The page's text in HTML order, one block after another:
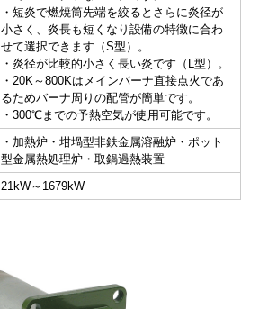
・短炎で燃焼筒先端を絞るとさらに炎径が
小さく、炎長も短くなり設備の特徴に合わ
せて選択できます（S型）。
・炎径が比較的小さく長い炎です（L型）。
・20K～800Kはメインバーナ直接点火であ
るためバーナ周りの配管が簡単です。
・300℃までの予熱空気が使用可能です。
・加熱炉・坩堝型非鉄金属溶融炉・ポット
型金属熱処理炉・取鍋過熱装置
21kW～1679kW